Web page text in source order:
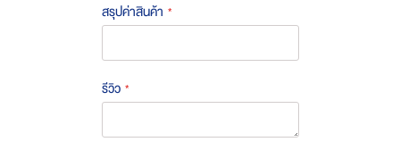
สรุปค่าสินค้า
รีวิว